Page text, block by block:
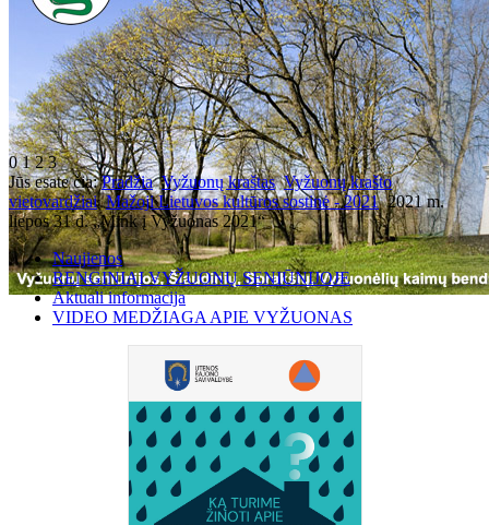
0123
Jūs esate čia:Pradžia Vyžuonų kraštas Vyžuonų krašto
vietovardžiai Mažoji Lietuvos kultūros sostinė - 2021 2021 m.
liepos 31 d. „Mink į Vyžuonas 2021“
Naujienos
RENGINIAI VYŽUONŲ SENIŪNIJOJE
Aktuali informacija
VIDEO MEDŽIAGA APIE VYŽUONAS